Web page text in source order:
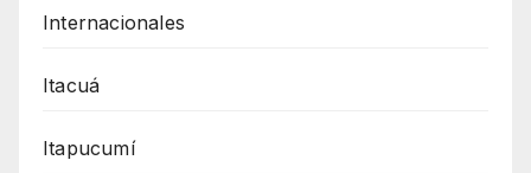
Internacionales
Itacuá
Itapucumí